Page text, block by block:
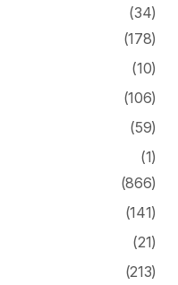
(34)
(178)
(10)
(106)
(59)
(1)
(866)
(141)
(21)
(213)